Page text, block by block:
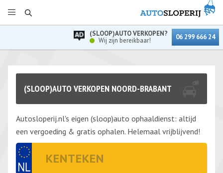
(SLOOP)AUTO VERKOPEN?
Wij zijn bereikbaar!
06 299 666 24
(SLOOP)AUTO VERKOPEN NOORD-BRABANT
Autosloperij.nl's eigen (sloop)auto ophaaldienst: altijd
een vergoeding & gratis ophalen. Helemaal vrijblijvend!